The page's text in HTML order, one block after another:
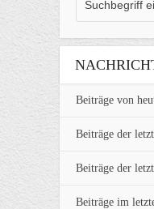
Beiträge von
Beiträge der
Beiträge der
Beiträge im